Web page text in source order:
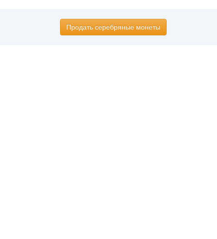
Продать серебряные монеты